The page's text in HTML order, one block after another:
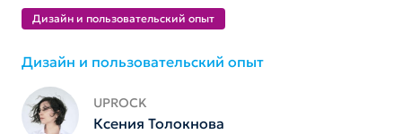
Дизайн и пользователь­ский опыт
Дизайн и пользователь­ский опыт
UPROCK
Ксения Толокнова